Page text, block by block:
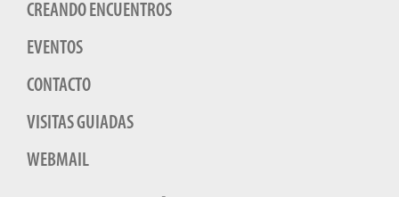
CREANDO ENCUENTROS
EVENTOS
CONTACTO
VISITAS GUIADAS
WEBMAIL